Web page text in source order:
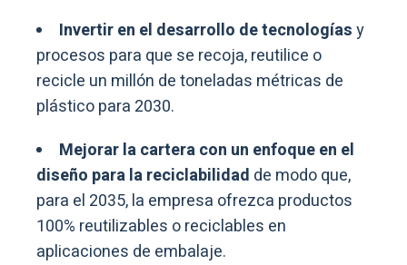
Invertir en el desarrollo de tecnologíasy
procesos para que se recoja, reutilice o
recicle un millón de toneladas métricas de
plástico para 2030.
Mejorar la cartera con un enfoque en el
diseño para la reciclabilidad de modo que,
para el 2035, la empresa ofrezca productos
100% reutilizables o reciclables en
aplicaciones de embalaje.